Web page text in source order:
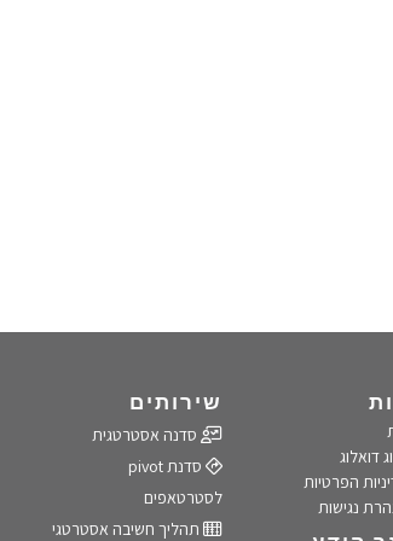
דואלוג
הפרטיות
נגישות
שירותים
סדנה אסטרטגית
סדנת pivot
לסטרטאפים
תהליך חשיבה אסטרטגי